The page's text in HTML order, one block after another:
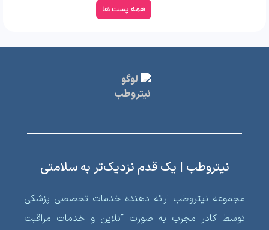
همه پست ها
نیتروطب | یک قدم نزدیک‌تر به سلامتی
مجموعه نیتروطب ارائه دهنده خدمات تخصصی پزشکی
توسط کادر مجرب به صورت آنلاین و خدمات مراقبت